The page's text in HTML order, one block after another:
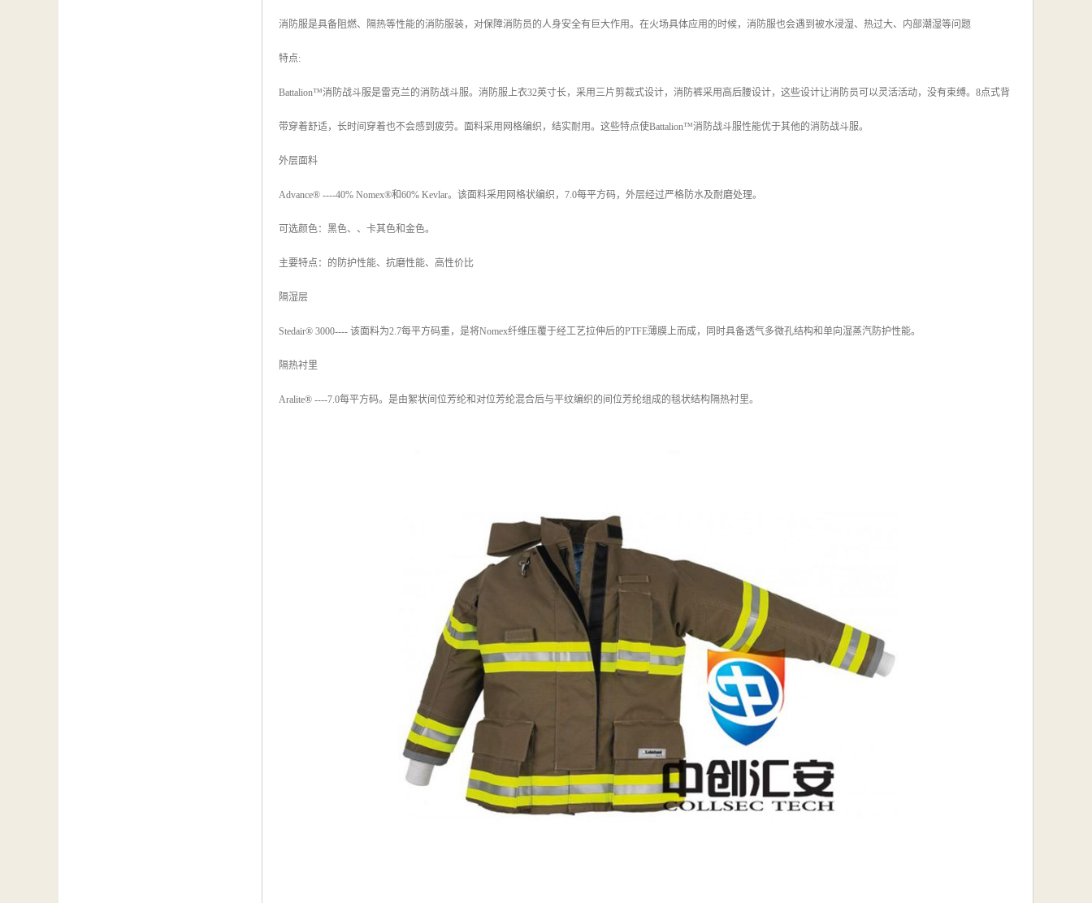
消防服是具备阻燃、隔热等性能的消防服装，对保障消防员的人身安全有巨大作用。在火场具体应用的时候，消防服也会遇到被水浸湿、热过大、内部潮湿等问题
特点:
Battalion™消防战斗服是雷克兰的消防战斗服。消防服上衣32英寸长，采用三片剪裁式设计，消防裤采用高后腰设计，这些设计让消防员可以灵活活动，没有束缚。8点式背
带穿着舒适，长时间穿着也不会感到疲劳。面料采用网格编织，结实耐用。这些特点使Battalion™消防战斗服性能优于其他的消防战斗服。
外层面料
Advance® ----40% Nomex®和60% Kevlar。该面料采用网格状编织，7.0每平方码，外层经过严格防水及耐磨处理。
可选颜色：黑色、、卡其色和金色。
主要特点：的防护性能、抗磨性能、高性价比
隔湿层
Stedair® 3000---- 该面料为2.7每平方码重，是将Nomex纤维压覆于经工艺拉伸后的PTFE薄膜上而成，同时具备透气多微孔结构和单向湿蒸汽防护性能。
隔热衬里
Aralite® ----7.0每平方码。是由絮状间位芳纶和对位芳纶混合后与平纹编织的间位芳纶组成的毯状结构隔热衬里。